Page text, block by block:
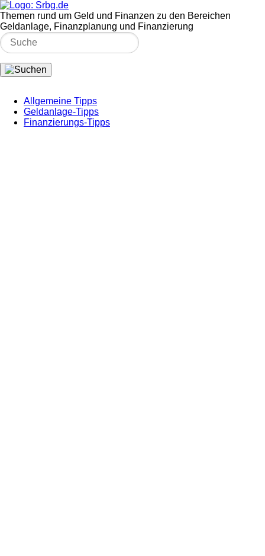
Themen rund um Geld und Finanzen zu den Bereichen
Geldanlage, Finanzplanung und Finanzierung
Allgemeine Tipps
Geldanlage-Tipps
Finanzierungs-Tipps